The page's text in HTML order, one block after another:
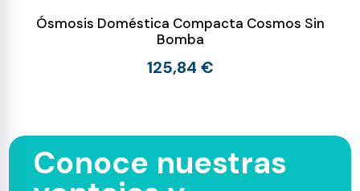
Ósmosis Doméstica Compacta Cosmos Sin
Bomba
125,84 €
Conoce nuestras